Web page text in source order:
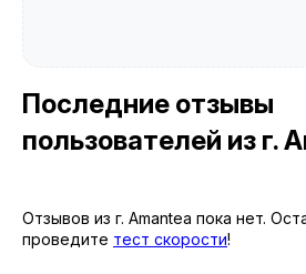
Последние отзывы
пользователей из г.
Отзывов из г. Amantea пока нет.
проведите тест скорости!